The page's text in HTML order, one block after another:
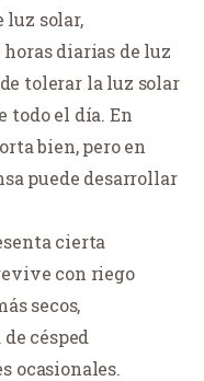
luz solar,
diarias de luz
tolerar la luz solar
el día. En
bien, pero en
puede desarrollar
cierta
con riego
secos,
césped
ocasionales.